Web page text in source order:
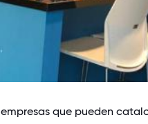
que pueden